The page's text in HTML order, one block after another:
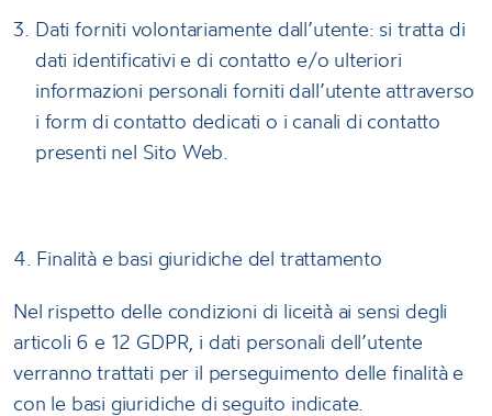
Dati forniti volontariamente dall’utente: si tratta di
dati identificativi e di contatto e/o ulteriori
informazioni personali forniti dall’utente attraverso
i form di contatto dedicati o i canali di contatto
presenti nel Sito Web.
4. Finalità e basi giuridiche del trattamento
Nel rispetto delle condizioni di liceità ai sensi degli
articoli 6 e 12 GDPR, i dati personali dell’utente
verranno trattati per il perseguimento delle finalità e
con le basi giuridiche di seguito indicate.